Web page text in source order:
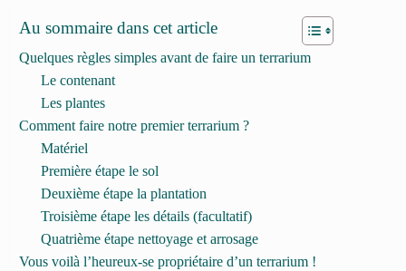
Au sommaire dans cet article
Quelques règles simples avant de faire un terrarium
Le contenant
Les plantes
Comment faire notre premier terrarium ?
Matériel
Première étape le sol
Deuxième étape la plantation
Troisième étape les détails (facultatif)
Quatrième étape nettoyage et arrosage
Vous voilà l’heureux-se propriétaire d’un terrarium !